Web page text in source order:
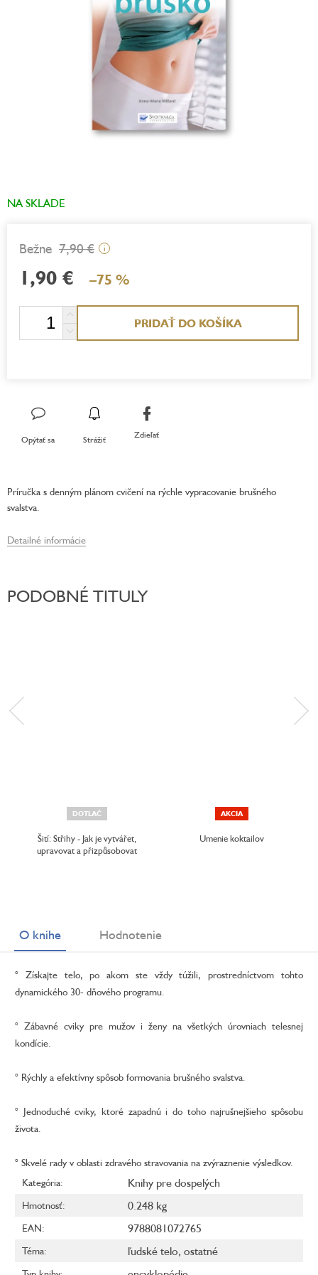
NA SKLADE
7,90 € i
1,90 € –75 %
PRIDAŤ DO KOŠÍKA
Opýtať sa Strážiť Zdieľať
Príručka s denným plánom cvičení na rýchle vypracovanie brušného
svalstva.
Detailné informácie
PODOBNÉ TITULY
DOTLAČ
Šití: Střihy - Jak je vytvářet,
upravovat a přizpůsobovat
AKCIA
Umenie koktailov
O knihe Hodnotenie
° Získajte telo, po akom ste vždy túžili, prostredníctvom tohto
dynamického 30- dňového programu.
° Zábavné cviky pre mužov i ženy na všetkých úrovniach telesnej
kondície.
° Rýchly a efektívny spôsob formovania brušného svalstva.
° Jednoduché cviky, ktoré zapadnú i do toho najrušnejšieho spôsobu
života.
° Skvelé rady v oblasti zdravého stravovania na zvýraznenie výsledkov.
Kategória: Knihy pre dospelých
Hmotnosť: 0.248 kg
EAN: 9788081072765
Téma: ľudské telo, ostatné